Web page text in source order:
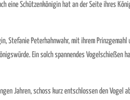
eine Schützenkönigin hat an der Seite ihres
Stefanie Peterhahnwahr, mit ihrem Prinzgemahl
Ein solch spannendes Vogelschießen
Jahren, schoss kurz entschlossen den Vogel